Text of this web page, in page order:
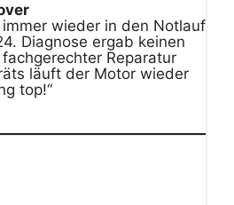
immer wieder in den Notlauf
Diagnose ergab keinen
Reparatur
läuft der Motor wieder
top!“